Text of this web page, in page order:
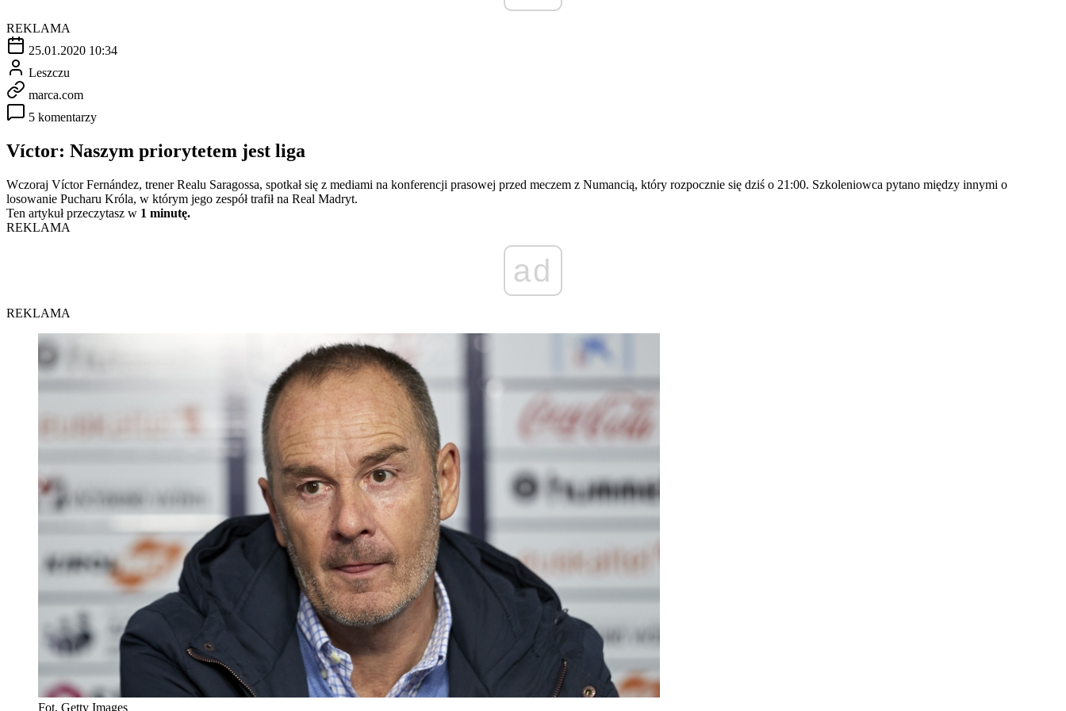
REKLAMA
25.01.2020 10:34
Leszczu
marca.com
5 komentarzy
Víctor: Naszym priorytetem jest liga
Wczoraj Víctor Fernández, trener Realu Saragossa, spotkał się z mediami na konferencji prasowej przed meczem z Numancią, który rozpocznie się dziś o 21:00. Szkoleniowca pytano między innymi o
losowanie Pucharu Króla, w którym jego zespół trafił na Real Madryt.
Ten artykuł przeczytasz w 1 minutę.
REKLAMA
ad
REKLAMA
Fot. Getty Images